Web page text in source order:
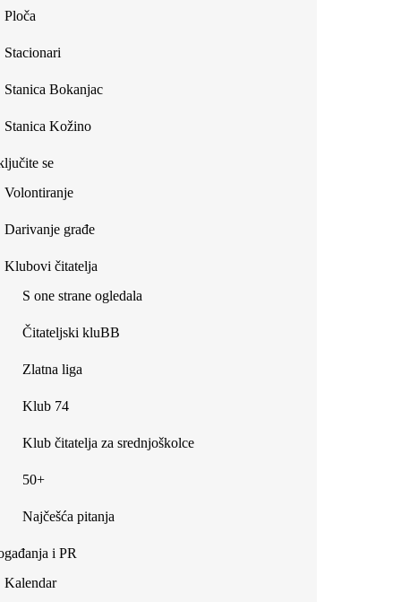
Ploča
Stacionari
Stanica Bokanjac
Stanica Kožino
se
Volontiranje
Darivanje građe
Klubovi čitatelja
S one strane ogledala
Čitateljski kluBB
Zlatna liga
Klub 74
Klub čitatelja za srednjoškolce
50+
Najčešća pitanja
i PR
Kalendar